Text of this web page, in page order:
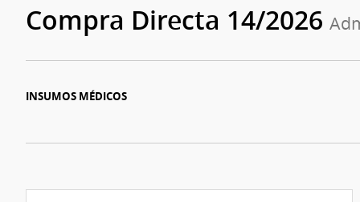
Compra Directa 14/2026
INSUMOS MÉDICOS